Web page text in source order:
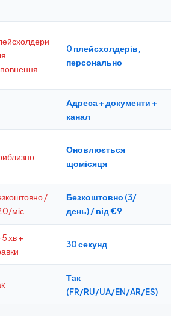
0 плейсхолдерів,
персонально
Адреса + документи +
канал
Оновлюється
щомісяця
/
міс
Безкоштовно (3/
день) / від €9
хв +
30 секунд
Так
(FR/RU/UA/EN/AR/ES)